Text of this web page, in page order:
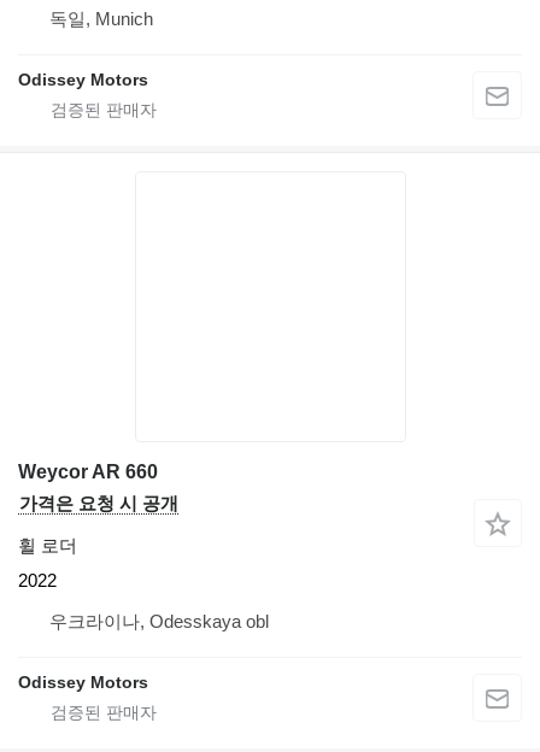
독일, Munich
Odissey Motors
Weycor AR 660
가격은 요청 시 공개
휠 로더
2022
우크라이나, Odesskaya obl
Odissey Motors